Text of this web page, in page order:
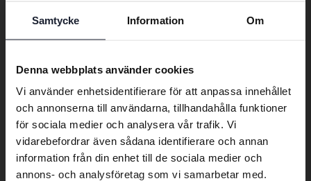
Samtycke Information Om
Denna webbplats använder cookies
Vi använder enhetsidentifierare för att anpassa innehållet
och annonserna till användarna, tillhandahålla funktioner
för sociala medier och analysera vår trafik. Vi
vidarebefordrar även sådana identifierare och annan
information från din enhet till de sociala medier och
annons- och analysföretag som vi samarbetar med.
4mm
Ett vinterdäcks mönsterdjup ska
vara minst 3 mm. Ett nytt
vinterdäck brukar ha ett
mönsterdjup på ca 9-10 mm.
Preferred language
We have detected that your browser
Swedish. To better service our friends
abroad we have an English language
site (kvdcars.com) that contains all the
same vehicles and services.